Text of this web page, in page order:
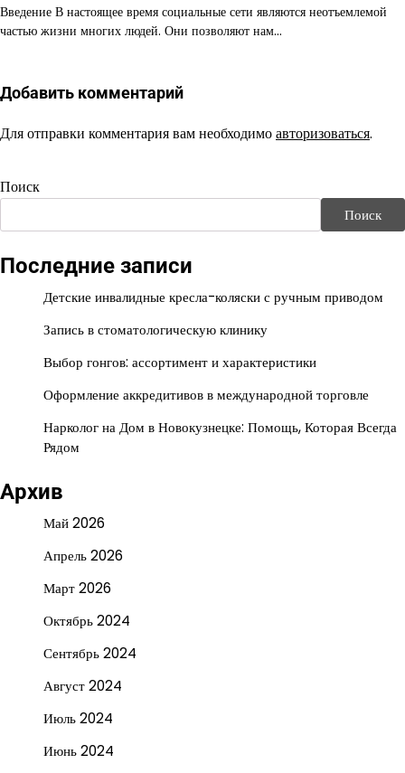
Введение В настоящее время социальные сети являются неотъемлемой
частью жизни многих людей. Они позволяют нам…
Добавить комментарий
Для отправки комментария вам необходимоавторизоваться.
Поиск
Поиск
Последние записи
Детские инвалидные кресла-коляски с ручным приводом
Запись в стоматологическую клинику
Выбор гонгов: ассортимент и характеристики
Оформление аккредитивов в международной торговле
Нарколог на Дом в Новокузнецке: Помощь, Которая Всегда
Рядом
Архив
Май 2026
Апрель 2026
Март 2026
Октябрь 2024
Сентябрь 2024
Август 2024
Июль 2024
Июнь 2024